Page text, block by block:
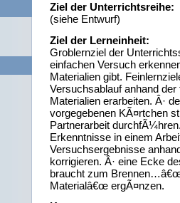
Ziel der Unterrichtsreihe:
(siehe Entwurf)
Ziel der Lerneinheit:
Groblernziel der
einfachen Versuch
Materialien gibt.
Versuchsablauf anhand
Materialien erarbeiten. Â·
vorgegebenen KÃ¤rtchen
Partnerarbeit
Erkenntnisse in einem
Versuchsergebnisse
korrigieren. Â· eine Ecke
braucht zum
Materialâ€œ ergÃ¤nzen.